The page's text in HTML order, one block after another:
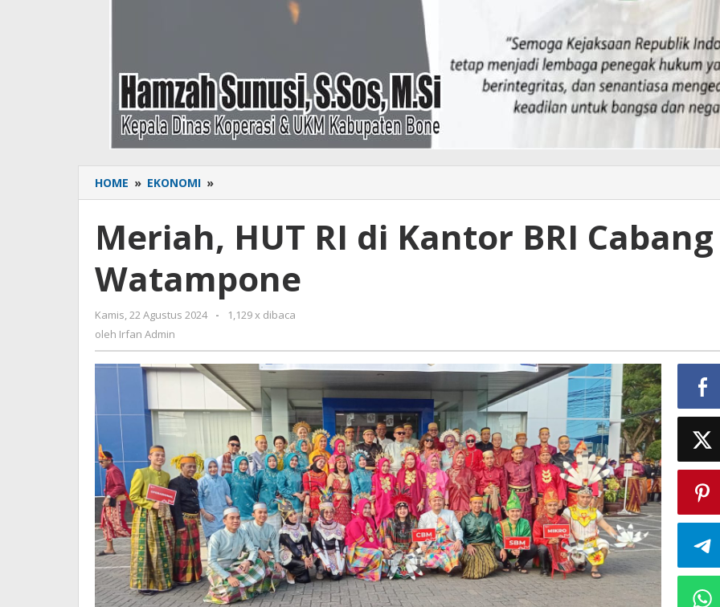
HOME » EKONOMI »
HUT
Kantor
Cabang
Watampone
Meriah, HUT RI di Kantor BRI Cabang
Watampone
Kamis, 22 Agustus 2024
oleh
-
1,129 x dibaca
oleh Irfan Admin